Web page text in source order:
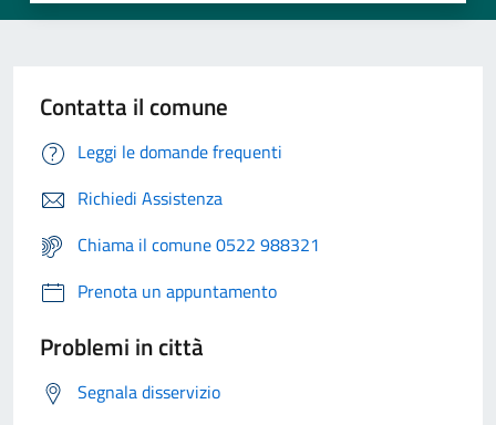
Contatta il comune
Leggi le domande frequenti
Richiedi Assistenza
Chiama il comune 0522 988321
Prenota un appuntamento
Problemi in città
Segnala disservizio